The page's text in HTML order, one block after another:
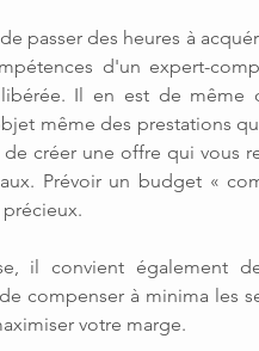
passer des heures à
d'un expert-
Il en est de
même des prestations
créer une offre qui vous
Prévoir un budget «
il convient également
compenser à minima les
votre marge.